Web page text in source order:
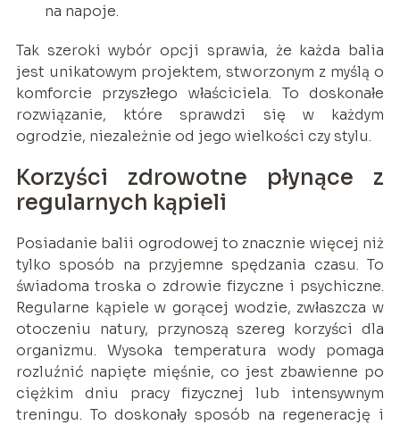
na napoje.
Tak szeroki wybór opcji sprawia, że każda balia
jest unikatowym projektem, stworzonym z myślą o
komforcie przyszłego właściciela. To doskonałe
rozwiązanie, które sprawdzi się w każdym
ogrodzie, niezależnie od jego wielkości czy stylu.
Korzyści zdrowotne płynące z
regularnych kąpieli
Posiadanie balii ogrodowej to znacznie więcej niż
tylko sposób na przyjemne spędzania czasu. To
świadoma troska o zdrowie fizyczne i psychiczne.
Regularne kąpiele w gorącej wodzie, zwłaszcza w
otoczeniu natury, przynoszą szereg korzyści dla
organizmu. Wysoka temperatura wody pomaga
rozluźnić napięte mięśnie, co jest zbawienne po
ciężkim dniu pracy fizycznej lub intensywnym
treningu. To doskonały sposób na regenerację i